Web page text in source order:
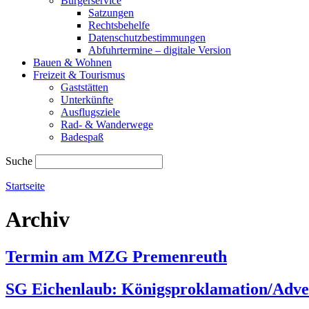
Satzungen
Rechtsbehelfe
Datenschutzbestimmungen
Abfuhrtermine – digitale Version
Bauen & Wohnen
Freizeit & Tourismus
Gaststätten
Unterkünfte
Ausflugsziele
Rad- & Wanderwege
Badespaß
Suche
Startseite
Archiv
Termin am MZG Premenreuth
SG Eichenlaub: Königsproklamation/